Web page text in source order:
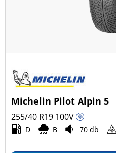
Michelin Pilot Alpin 5
255/40 R19 100V
D B 70 db